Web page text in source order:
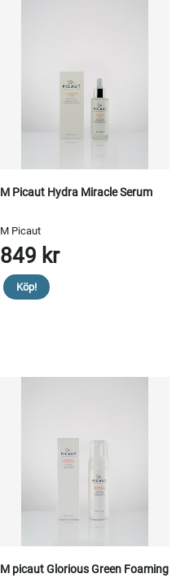
M Picaut Hydra Miracle Serum
M Picaut
849 kr
Köp!
M picaut Glorious Green Foaming